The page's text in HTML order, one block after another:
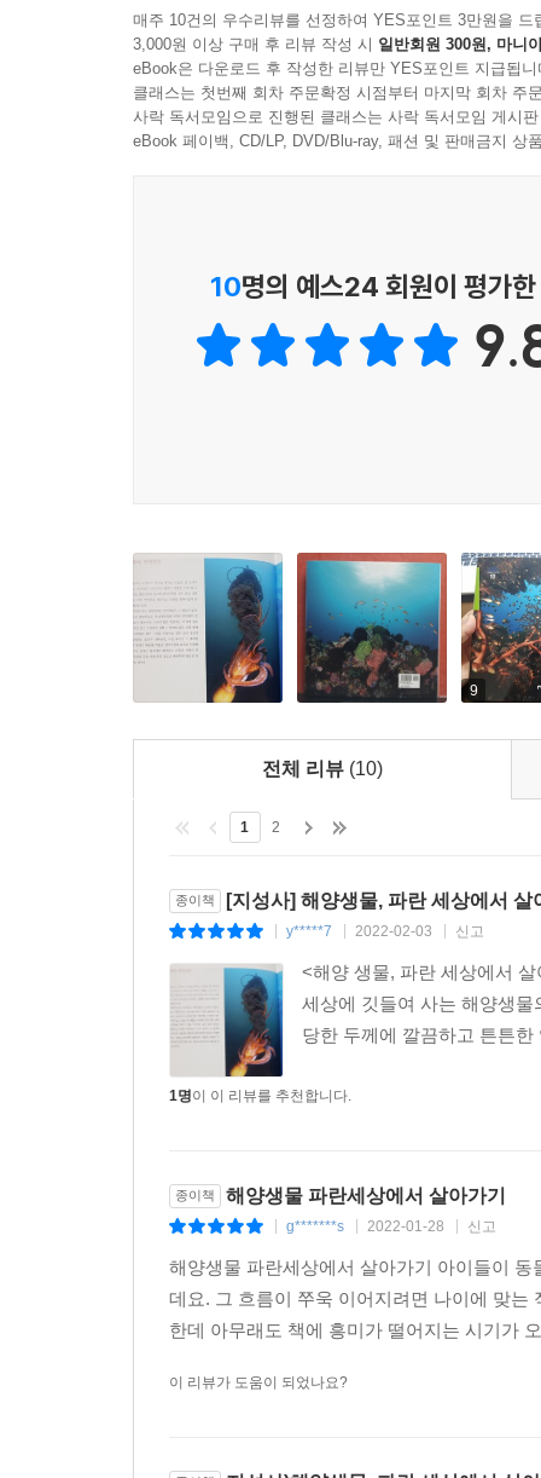
파란 세상에서 펼쳐지는 그들만의 독특한 생존 전
이 책을 열면 파란 세상에서 살고 있는 생명체가
의존하거나 파도에 휩쓸리면서 바위에 부딪치기
있어 몸을 숨기기에 걸맞을 뿐만 아니라 수많은 산
다음은 파란 세상에 생명이 탄생하는 순간이다.
실고기의 모습에서 대를 이으려는 그들의 치열함
이제 알에서 깨어난 새끼들이 살아가려면 에너지
‘포식’ 과정으로 진화했다. 그물을 치듯이 촉수
지느러미를 활짝 펼쳐 포식자를 놀라게 하는 등
일부를 잘라내 재생하는 방식을 택하기도 한다.
파란 세상에는 독특한 생존 방식을 펼치는 해양
생존 전략을 구사한다. 어마어마한 대왕조개가
있게 하려는 배려이며, 게는 호흡곤란을 느낄
공간을 넓게 확보하기 위해 껍데기를 나선형으로
이처럼 파란 세상에서 살아가는 해양생물이 펼
인간의 시선으로 해석하자면 그들이 존재해야만
존재 이유가 있으며, 여기에 인간의 이기심만
매주 10건의 우수리뷰를 선정하여 YES포인트 3만원을 드
3,000원 이상 구매 후 리뷰 작성 시 일반회원 300원, 마니
eBook은 다운로드 후 작성한 리뷰만 YES포인트 지급됩니
클래스는 첫번째 회차 주문확정 시점부터 마지막 회차 주
사락 독서모임으로 진행된 클래스는 사락 독서모임 게시
eBook 페이백, CD/LP, DVD/Blu-ray, 패션 및 판매금지 상
10명의 예스24 회원이 평가
9
전체 리뷰 (10)
1 2
종이책 [지성사] 해양생물, 파란 세상에서 살
y*****7 2022-02-03 신고
<해양 생물, 파란 세상에서
세상에 깃들여 사는 해양생
당한 두께에 깔끔하고 튼튼
1명이 이 리뷰를 추천합니다.
종이책 해양생물 파란세상에서 살아가기
g*******s 2022-01-28 신고
해양생물 파란세상에서 살아가기 아이들이
데요. 그 흐름이 쭈욱 이어지려면 나이에 맞는
한데 아무래도 책에 흥미가 떨어지는 시기가
이 리뷰가 도움이 되었나요?